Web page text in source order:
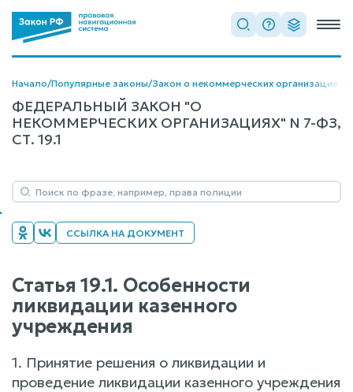
Начало/Популярные законы/Закон о некоммерческих организациях
ФЕДЕРАЛЬНЫЙ ЗАКОН "О
НЕКОММЕРЧЕСКИХ ОРГАНИЗАЦИЯХ" N 7-ФЗ,
СТ. 19.1
ССЫЛКА НА ДОКУМЕНТ
Статья 19.1. Особенности
ликвидации казенного
учреждения
1. Принятие решения о ликвидации и
проведение ликвидации казенного учреждения